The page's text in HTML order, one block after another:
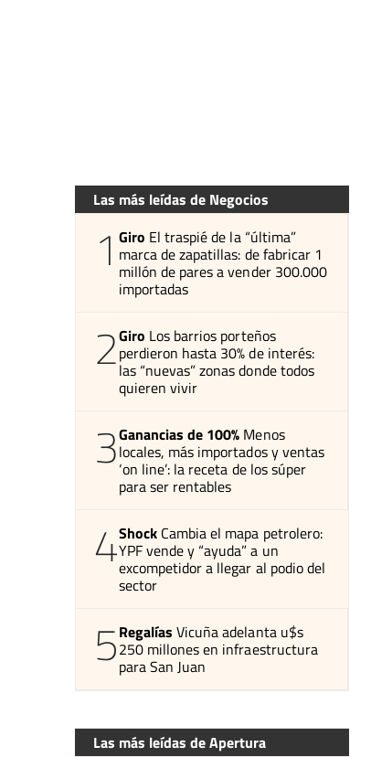
Las más leídas de Negocios
1 Giro El traspié de la “última”
marca de zapatillas: de fabricar 1
millón de pares a vender 300.000
importadas
2Giro Los barrios porteños
perdieron hasta 30% de interés:
las “nuevas” zonas donde todos
quieren vivir
3Ganancias de 100% Menos
locales, más importados y ventas
‘on line’: la receta de los súper
para ser rentables
4Shock Cambia el mapa petrolero:
YPF vende y “ayuda” a un
excompetidor a llegar al podio del
sector
5Regalías Vicuña adelanta u$s
250 millones en infraestructura
para San Juan
Las más leídas de Apertura